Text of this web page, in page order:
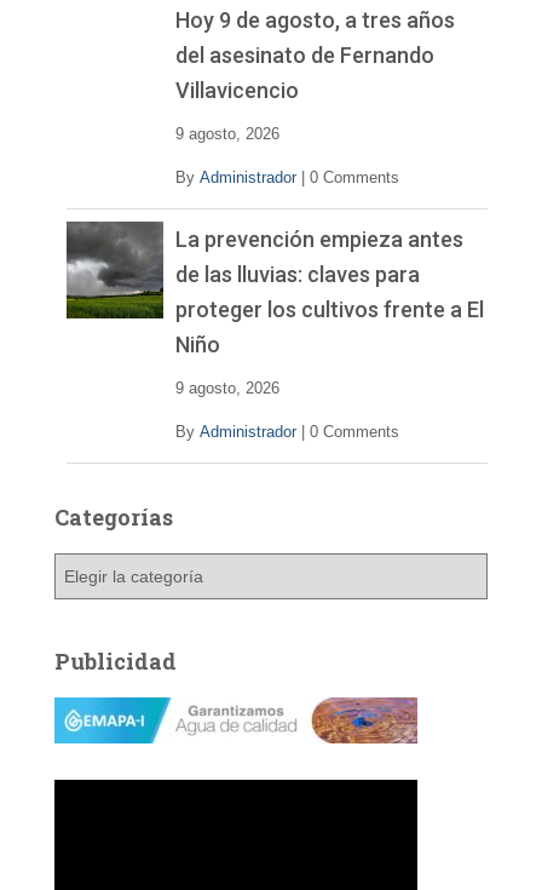
Hoy 9 de agosto, a tres años
del asesinato de Fernando
Villavicencio
9 agosto, 2026
By Administrador 0 Comments
La prevención empieza antes
de las lluvias: claves para
proteger los cultivos frente a El
Niño
9 agosto, 2026
By Administrador 0 Comments
Categorías
g
o
a
Publicidad